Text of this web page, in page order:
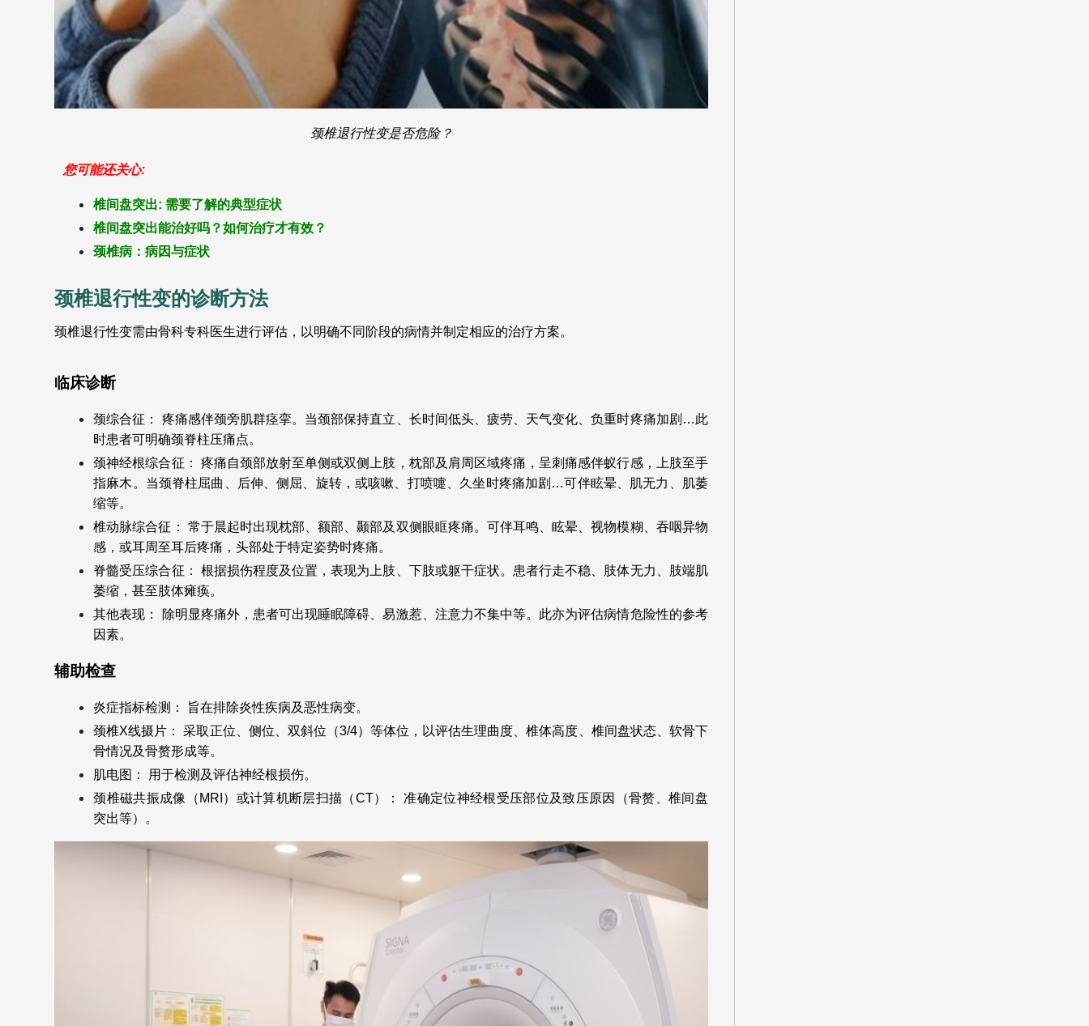
颈椎退行性变是否危险？
您可能还关心:
椎间盘突出: 需要了解的典型症状
椎间盘突出能治好吗？如何治疗才有效？
颈椎病：病因与症状
颈椎退行性变的诊断方法
颈椎退行性变需由骨科专科医生进行评估，以明确不同阶段的病情并制定相应的治疗方案。
临床诊断
颈综合征： 疼痛感伴颈旁肌群痉挛。当颈部保持直立、长时间低头、疲劳、天气变化、负重时疼痛加剧…此
时患者可明确颈脊柱压痛点。
颈神经根综合征： 疼痛自颈部放射至单侧或双侧上肢，枕部及肩周区域疼痛，呈刺痛感伴蚁行感，上肢至手
指麻木。当颈脊柱屈曲、后伸、侧屈、旋转，或咳嗽、打喷嚏、久坐时疼痛加剧…可伴眩晕、肌无力、肌萎
缩等。
椎动脉综合征： 常于晨起时出现枕部、额部、颞部及双侧眼眶疼痛。可伴耳鸣、眩晕、视物模糊、吞咽异物
感，或耳周至耳后疼痛，头部处于特定姿势时疼痛。
脊髓受压综合征： 根据损伤程度及位置，表现为上肢、下肢或躯干症状。患者行走不稳、肢体无力、肢端肌
萎缩，甚至肢体瘫痪。
其他表现： 除明显疼痛外，患者可出现睡眠障碍、易激惹、注意力不集中等。此亦为评估病情危险性的参考
因素。
辅助检查
炎症指标检测： 旨在排除炎性疾病及恶性病变。
颈椎X线摄片： 采取正位、侧位、双斜位（3/4）等体位，以评估生理曲度、椎体高度、椎间盘状态、软骨下
骨情况及骨赘形成等。
肌电图： 用于检测及评估神经根损伤。
颈椎磁共振成像（MRI）或计算机断层扫描（CT）： 准确定位神经根受压部位及致压原因（骨赘、椎间盘
突出等）。